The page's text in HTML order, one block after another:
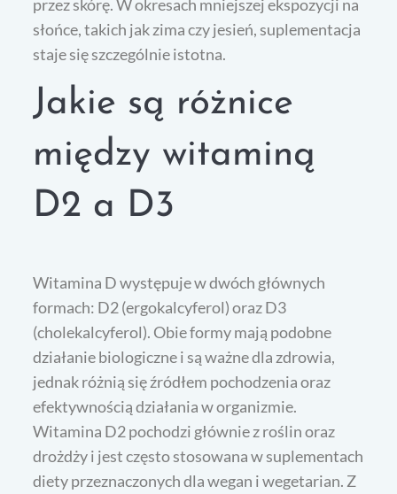
przez skórę. W okresach mniejszej ekspozycji na
słońce, takich jak zima czy jesień, suplementacja
staje się szczególnie istotna.
Jakie są różnice
między witaminą
D2 a D3
Witamina D występuje w dwóch głównych
formach: D2 (ergokalcyferol) oraz D3
(cholekalcyferol). Obie formy mają podobne
działanie biologiczne i są ważne dla zdrowia,
jednak różnią się źródłem pochodzenia oraz
efektywnością działania w organizmie.
Witamina D2 pochodzi głównie z roślin oraz
drożdży i jest często stosowana w suplementach
diety przeznaczonych dla wegan i wegetarian. Z